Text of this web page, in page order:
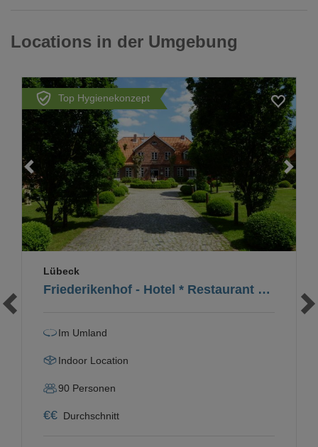
Locations in der Umgebung
Top Hygienekonzept
Loading...
Friederikenhof - Hotel * Restaurant * Eventlocation
Lübeck
Im Umland
Indoor Location
90 Personen
€€ Durchschnitt